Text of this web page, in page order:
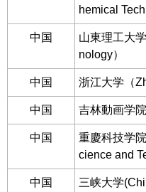
hemical
中国
山東理工大
nology）
中国 浙江大学（
中国 吉林動画学
中国
重慶科技学
cience and
中国 三峡大学